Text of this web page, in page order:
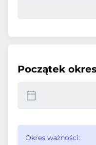
Początek
Okres ważności: